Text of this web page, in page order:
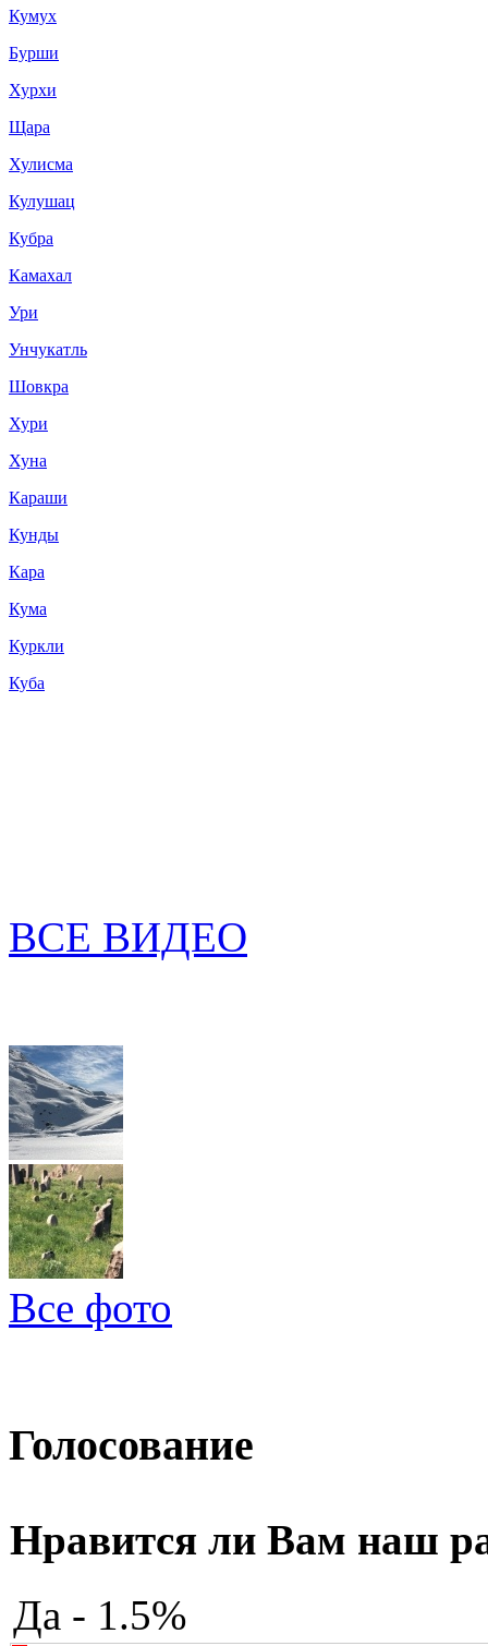
Кумух
Бурши
Хурхи
Щара
Хулисма
Кулушац
Кубра
Камахал
Ури
Унчукатль
Шовкра
Хури
Хуна
Караши
Кунды
Кара
Кума
Куркли
Куба
ВСЕ ВИДЕО
Все фото
Голосование
Нравится ли Вам наш
Да - 1.5%